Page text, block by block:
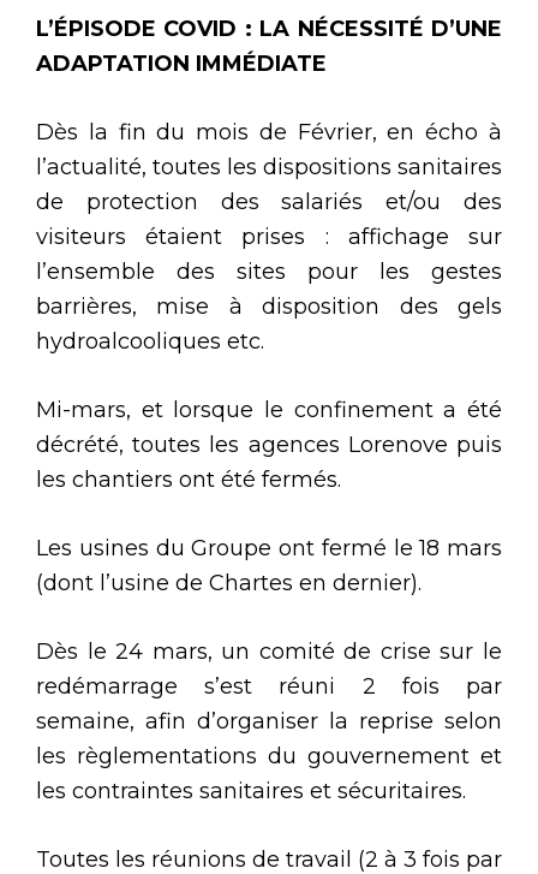
L’ÉPISODE COVID : LA NÉCESSITÉ D’UNE
ADAPTATION IMMÉDIATE
Dès la fin du mois de Février, en écho à
l’actualité, toutes les dispositions sanitaires
de protection des salariés et/ou des
visiteurs étaient prises : affichage sur
l’ensemble des sites pour les gestes
barrières, mise à disposition des gels
hydroalcooliques etc.
Mi-mars, et lorsque le confinement a été
décrété, toutes les agences Lorenove puis
les chantiers ont été fermés.
Les usines du Groupe ont fermé le 18 mars
(dont l’usine de Chartes en dernier).
Dès le 24 mars, un comité de crise sur le
redémarrage s’est réuni 2 fois par
semaine, afin d’organiser la reprise selon
les règlementations du gouvernement et
les contraintes sanitaires et sécuritaires.
Toutes les réunions de travail (2 à 3 fois par